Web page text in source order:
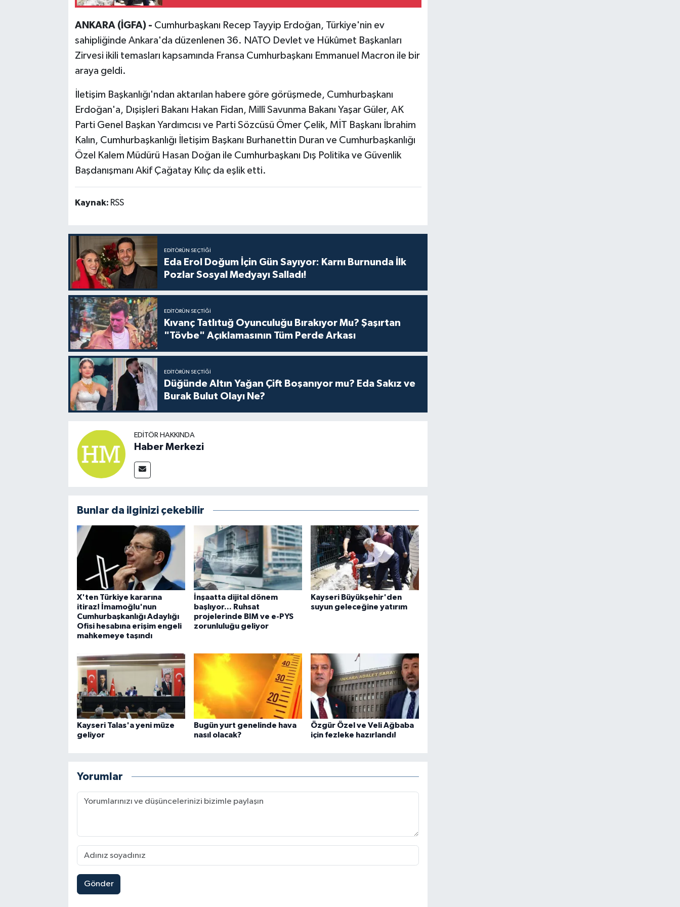
ANKARA (İGFA) - Cumhurbaşkanı Recep Tayyip Erdoğan, Türkiye'nin ev
sahipliğinde Ankara'da düzenlenen 36. NATO Devlet ve Hükûmet Başkanları
Zirvesi ikili temasları kapsamında Fransa Cumhurbaşkanı Emmanuel Macron ile bir
araya geldi.
İletişim Başkanlığı'ndan aktarılan habere göre görüşmede, Cumhurbaşkanı
Erdoğan'a, Dışişleri Bakanı Hakan Fidan, Millî Savunma Bakanı Yaşar Güler, AK
Parti Genel Başkan Yardımcısı ve Parti Sözcüsü Ömer Çelik, MİT Başkanı İbrahim
Kalın, Cumhurbaşkanlığı İletişim Başkanı Burhanettin Duran ve Cumhurbaşkanlığı
Özel Kalem Müdürü Hasan Doğan ile Cumhurbaşkanı Dış Politika ve Güvenlik
Başdanışmanı Akif Çağatay Kılıç da eşlik etti.
Kaynak: RSS
EDITÖRÜN SEÇTIĞI
Eda Erol Doğum İçin Gün Sayıyor: Karnı Burnunda İlk
Pozlar Sosyal Medyayı Salladı!
EDITÖRÜN SEÇTIĞI
Kıvanç Tatlıtuğ Oyunculuğu Bırakıyor Mu? Şaşırtan
"Tövbe" Açıklamasının Tüm Perde Arkası
EDITÖRÜN SEÇTIĞI
Düğünde Altın Yağan Çift Boşanıyor mu? Eda Sakız ve
Burak Bulut Olayı Ne?
EDITÖR HAKKINDA
Haber Merkezi
Bunlar da ilginizi çekebilir
X'ten Türkiye kararına
itiraz! İmamoğlu'nun
Cumhurbaşkanlığı Adaylığı
Ofisi hesabına erişim engeli
mahkemeye taşındı
İnşaatta dijital dönem
başlıyor... Ruhsat
projelerinde BIM ve e-PYS
zorunluluğu geliyor
Kayseri Büyükşehir'den
suyun geleceğine yatırım
Kayseri Talas'a yeni müze
geliyor
Bugün yurt genelinde hava
nasıl olacak?
Özgür Özel ve Veli Ağbaba
için fezleke hazırlandı!
Yorumlar
Gönder